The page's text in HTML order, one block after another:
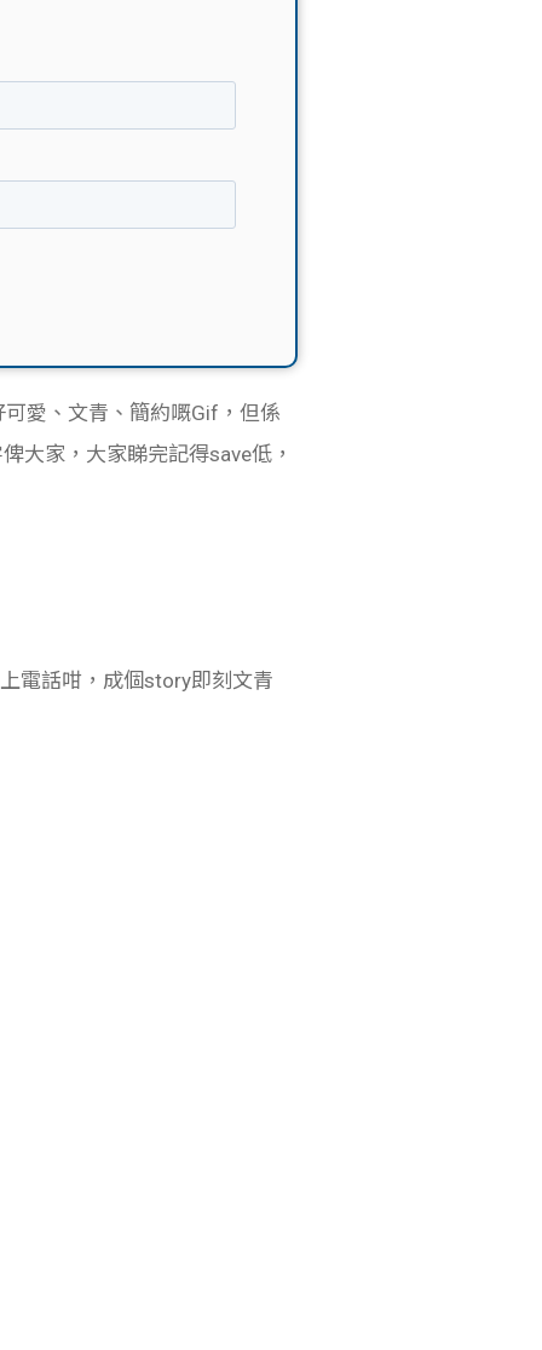
愛、文青、簡約嘅Gif，但係
大家，大家睇完記得save低，
電話咁，成個story即刻文青